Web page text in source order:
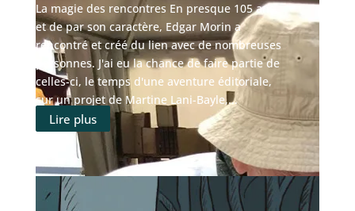
La magie des rencontres En presque 105 ans,
et de par son caractère, Edgar Morin a
rencontré et créé du lien avec de nombreuses
personnes. J'ai eu la chance de faire partie de
celles-ci, le temps d'une aventure éditoriale,
sur un projet de Martine Lani-Bayle,...
Lire plus